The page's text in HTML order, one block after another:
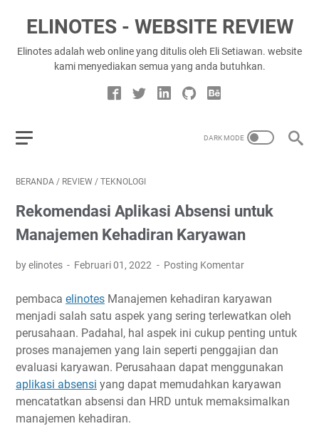
ELINOTES - WEBSITE REVIEW
Elinotes adalah web online yang ditulis oleh Eli Setiawan. website
kami menyediakan semua yang anda butuhkan.
BERANDA / REVIEW / TEKNOLOGI
Rekomendasi Aplikasi Absensi untuk
Manajemen Kehadiran Karyawan
by elinotes Februari 01, 2022 Posting Komentar
pembaca elinotes Manajemen kehadiran karyawan
menjadi salah satu aspek yang sering terlewatkan oleh
perusahaan. Padahal, hal aspek ini cukup penting untuk
proses manajemen yang lain seperti penggajian dan
evaluasi karyawan. Perusahaan dapat menggunakan
aplikasi absensi yang dapat memudahkan karyawan
mencatatkan absensi dan HRD untuk memaksimalkan
manajemen kehadiran.